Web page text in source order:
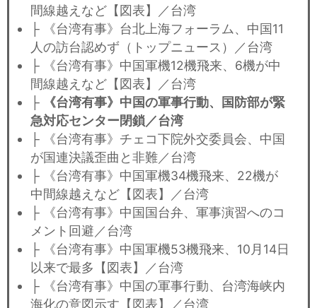
間線越えなど【図表】／台湾
├ 《台湾有事》台北上海フォーラム、中国11
人の訪台認めず（トップニュース）／台湾
├ 《台湾有事》中国軍機12機飛来、6機が中
間線越えなど【図表】／台湾
├
《台湾有事》中国の軍事行動、国防部が緊
急対応センター閉鎖／台湾
├ 《台湾有事》チェコ下院外交委員会、中国
が国連決議歪曲と非難／台湾
├ 《台湾有事》中国軍機34機飛来、22機が
中間線越えなど【図表】／台湾
├ 《台湾有事》中国国台弁、軍事演習へのコ
メント回避／台湾
├ 《台湾有事》中国軍機53機飛来、10月14日
以来で最多【図表】／台湾
├ 《台湾有事》中国の軍事行動、台湾海峡内
海化の意図示す【図表】／台湾